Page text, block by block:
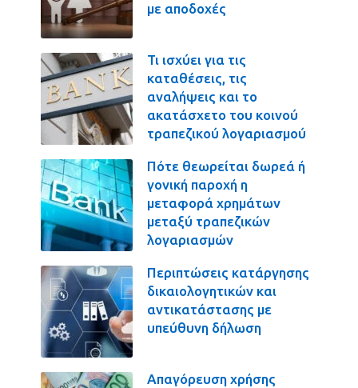
με αποδοχές
Τι ισχύει για τις
καταθέσεις, τις
αναλήψεις και το
ακατάσχετο του κοινού
τραπεζικού λογαριασμού
Πότε θεωρείται δωρεά ή
γονική παροχή η
μεταφορά χρημάτων
μεταξύ τραπεζικών
λογαριασμών
Περιπτώσεις κατάργησης
δικαιολογητικών και
αντικατάστασης με
υπεύθυνη δήλωση
Απαγόρευση χρήσης